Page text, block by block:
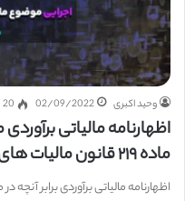
وحید اکبری 02/09/2022
20
ماده ۲۱۹ قانون مالیات های مستقیم